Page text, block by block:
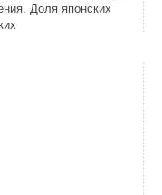
Доля японских